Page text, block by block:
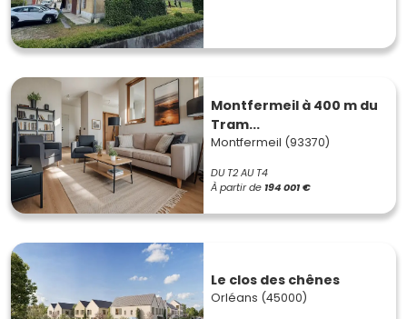
Montfermeil à 400 m du
Tram...
Montfermeil (93370)
DU T2 AU T4
À partir de 194 001 €
Le clos des chênes
Orléans (45000)